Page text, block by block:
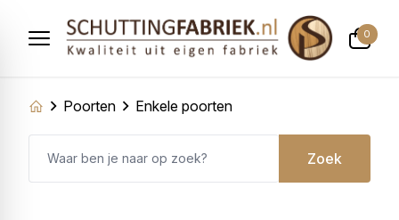
0
Poorten Enkele poorten
Zoek